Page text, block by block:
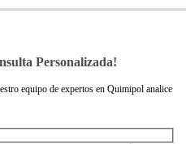
Personalizada!
equipo de expertos en Quimipol analice